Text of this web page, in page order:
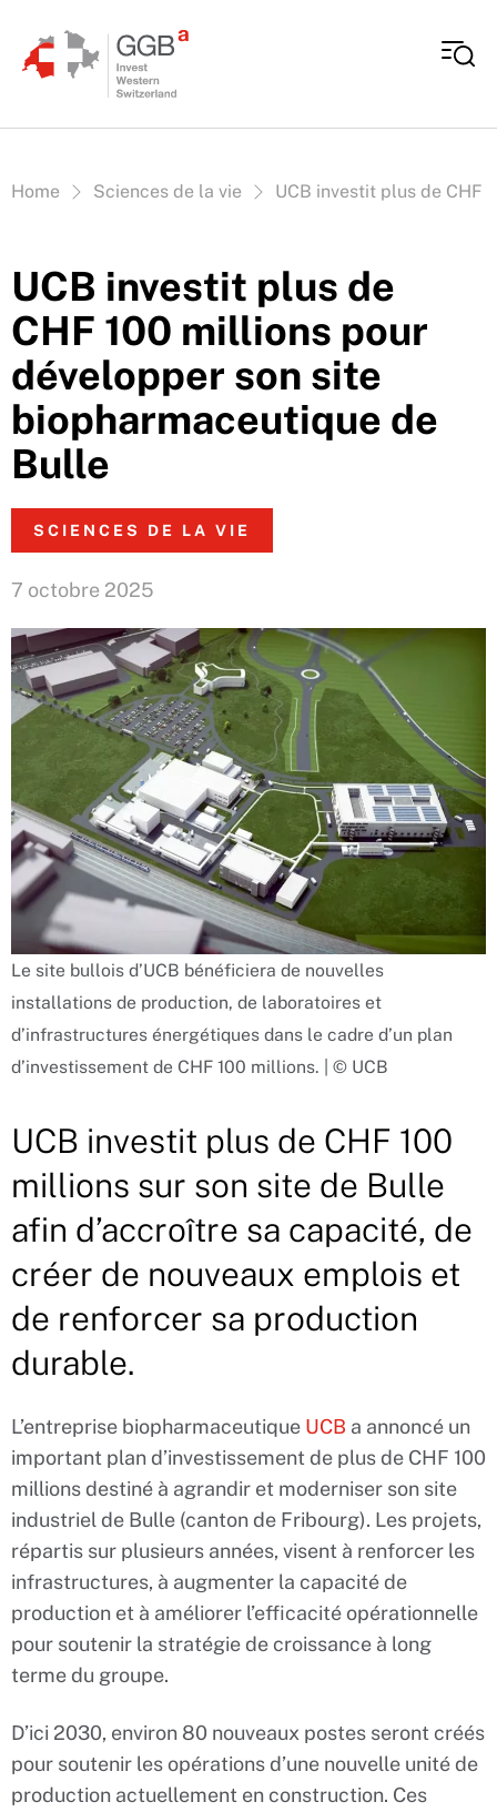
Vous êtes ici:
Home Sciences de la vie UCB investit plus de CHF
UCB investit plus de
CHF 100 millions pour
développer son site
biopharmaceutique de
Bulle
SCIENCES DE LA VIE
7 octobre 2025
Le site bullois d’UCB bénéficiera de nouvelles
installations de production, de laboratoires et
d’infrastructures énergétiques dans le cadre d’un plan
d’investissement de CHF 100 millions. | © UCB
UCB investit plus de CHF 100
millions sur son site de Bulle
afin d’accroître sa capacité, de
créer de nouveaux emplois et
de renforcer sa production
durable.
L’entreprise biopharmaceutique UCB a annoncé un
important plan d’investissement de plus de CHF 100
millions destiné à agrandir et moderniser son site
industriel de Bulle (canton de Fribourg). Les projets,
répartis sur plusieurs années, visent à renforcer les
infrastructures, à augmenter la capacité de
production et à améliorer l’efficacité opérationnelle
pour soutenir la stratégie de croissance à long
terme du groupe.
D’ici 2030, environ 80 nouveaux postes seront créés
pour soutenir les opérations d’une nouvelle unité de
production actuellement en construction. Ces